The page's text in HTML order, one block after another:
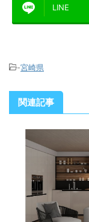
LINE
-宮崎県
関連記事